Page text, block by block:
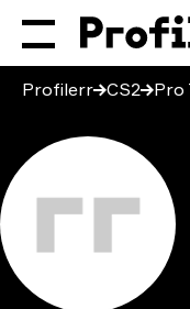
Profilerr CS2 Pro